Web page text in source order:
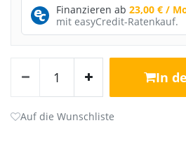
Finanzieren ab23,00 € /
mit easyCredit-Ratenkauf.
In